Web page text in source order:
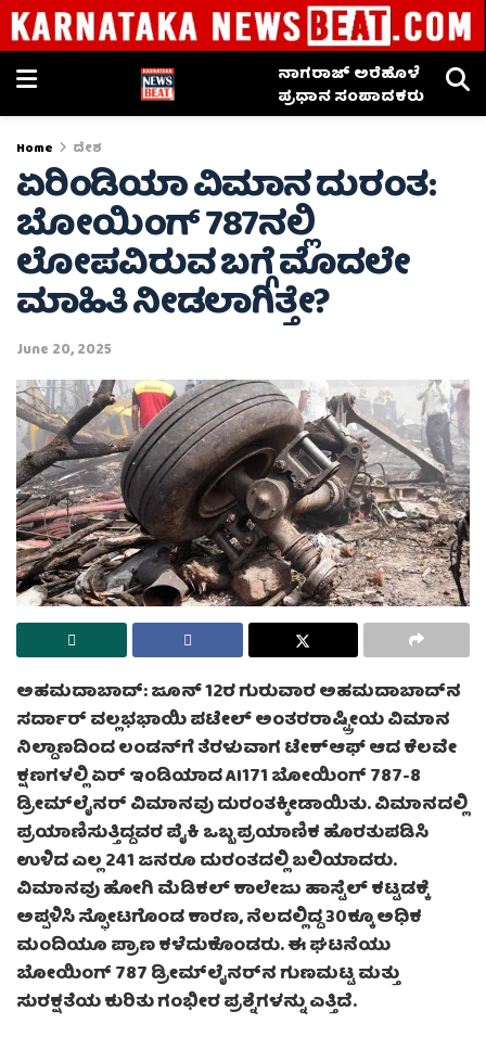
ನಾಗರಾಜ್ ಅರೆಹೊಳೆ
ಪ್ರಧಾನ ಸಂಪಾದಕರು
Home ದೇಶ
ಏರಿಂಡಿಯಾ ವಿಮಾನ ದುರಂತ:
ಬೋಯಿಂಗ್ 787ನಲ್ಲಿ
ಲೋಪವಿರುವ ಬಗ್ಗೆ ಮೊದಲೇ
ಮಾಹಿತಿ ನೀಡಲಾಗಿತ್ತೇ?
June 20, 2025
ಅಹಮದಾಬಾದ್: ಜೂನ್ 12ರ ಗುರುವಾರ ಅಹಮದಾಬಾದ್‌ನ
ಸರ್ದಾರ್ ವಲ್ಲಭಭಾಯಿ ಪಟೇಲ್ ಅಂತರರಾಷ್ಟ್ರೀಯ ವಿಮಾನ
ನಿಲ್ದಾಣದಿಂದ ಲಂಡನ್‌ಗೆ ತೆರಳುವಾಗ ಟೇಕ್‌ಆಫ್ ಆದ ಕೆಲವೇ
ಕ್ಷಣಗಳಲ್ಲಿ ಏರ್ ಇಂಡಿಯಾದ AI171 ಬೋಯಿಂಗ್ 787-8
ಡ್ರೀಮ್‌ಲೈನರ್ ವಿಮಾನವು ದುರಂತಕ್ಕೀಡಾಯಿತು. ವಿಮಾನದಲ್ಲಿ
ಪ್ರಯಾಣಿಸುತ್ತಿದ್ದವರ ಪೈಕಿ ಒಬ್ಬ ಪ್ರಯಾಣಿಕ ಹೊರತುಪಡಿಸಿ
ಉಳಿದ ಎಲ್ಲ 241 ಜನರೂ ದುರಂತದಲ್ಲಿ ಬಲಿಯಾದರು.
ವಿಮಾನವು ಹೋಗಿ ಮೆಡಿಕಲ್ ಕಾಲೇಜು ಹಾಸ್ಟೆಲ್ ಕಟ್ಟಡಕ್ಕೆ
ಅಪ್ಪಳಿಸಿ ಸ್ಫೋಟಗೊಂಡ ಕಾರಣ, ನೆಲದಲ್ಲಿದ್ದ 30ಕ್ಕೂ ಅಧಿಕ
ಮಂದಿಯೂ ಪ್ರಾಣ ಕಳೆದುಕೊಂಡರು. ಈ ಘಟನೆಯು
ಬೋಯಿಂಗ್ 787 ಡ್ರೀಮ್‌ಲೈನರ್‌ನ ಗುಣಮಟ್ಟ ಮತ್ತು
ಸುರಕ್ಷತೆಯ ಕುರಿತು ಗಂಭೀರ ಪ್ರಶ್ನೆಗಳನ್ನು ಎತ್ತಿದೆ.